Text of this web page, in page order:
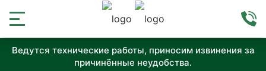
Ведутся технические работы, приносим извинения за
причинённые неудобства.